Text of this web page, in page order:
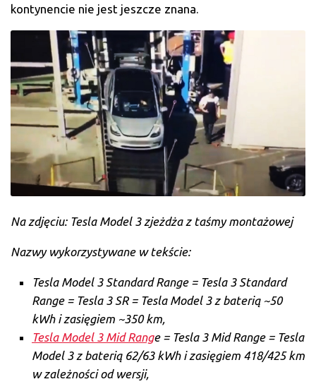
kontynencie nie jest jeszcze znana.
Na zdjęciu: Tesla Model 3 zjeżdża z taśmy montażowej
Nazwy wykorzystywane w tekście:
Tesla Model 3 Standard Range = Tesla 3 Standard
Range = Tesla 3 SR = Tesla Model 3 z baterią ~50
kWh i zasięgiem ~350 km,
Tesla Model 3 Mid Range = Tesla 3 Mid Range = Tesla
Model 3 z baterią 62/63 kWh i zasięgiem 418/425 km
w zależności od wersji,